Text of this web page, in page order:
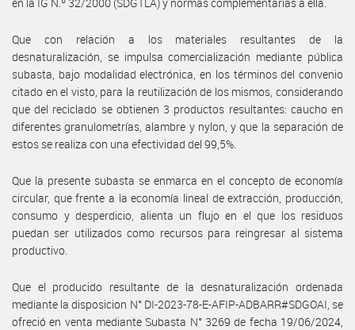
Que con relación a los materiales resultantes de la
desnaturalización, se impulsa comercialización mediante pública
subasta, bajo modalidad electrónica, en los términos del convenio
citado en el visto, para la reutilización de los mismos, considerando
que del reciclado se obtienen 3 productos resultantes: caucho en
diferentes granulometrías, alambre y nylon, y que la separación de
estos se realiza con una efectividad del 99,5%.
Que la presente subasta se enmarca en el concepto de economía
circular, que frente a la economía lineal de extracción, producción,
consumo y desperdicio, alienta un flujo en el que los residuos
puedan ser utilizados como recursos para reingresar al sistema
productivo.
Que el producido resultante de la desnaturalización ordenada
mediante la disposicion N° DI-2023-78-E-AFIP-ADBARR#SDGOAI, se
ofreció en venta mediante Subasta N° 3269 de fecha 19/06/2024,